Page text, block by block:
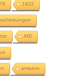
1922
AfD
amazon